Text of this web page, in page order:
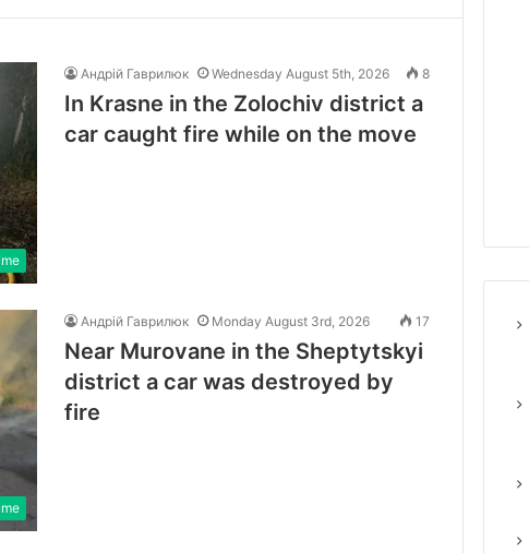
Андрій Гаврилюк Wednesday August 5th, 2026 8
In Krasne in the Zolochiv district a
car caught fire while on the move
Андрій Гаврилюк Monday August 3rd, 2026 17
Near Murovane in the Sheptytskyi
district a car was destroyed by
fire